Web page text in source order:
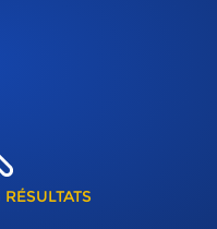
RÉSULTATS